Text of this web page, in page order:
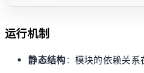
运行机制
静态结构：模块的依赖关